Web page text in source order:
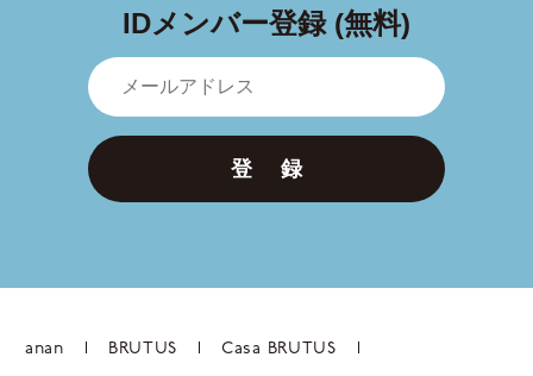
IDメンバー登録 (無料)
登 録
anan BRUTUS Casa BRUTUS